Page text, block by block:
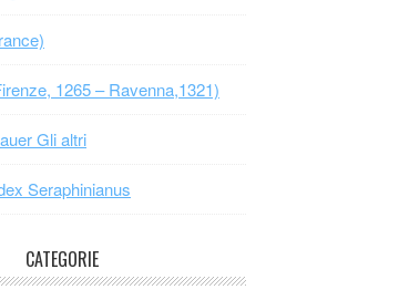
1265 – Ravenna,1321)
Gli altri
Seraphinianus
CATEGORIE